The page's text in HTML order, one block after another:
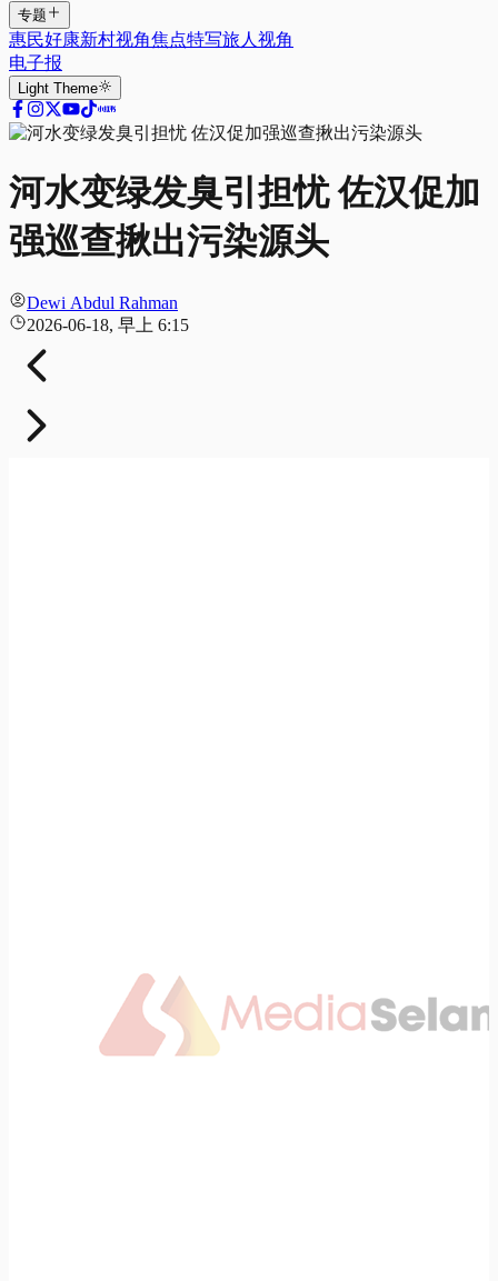
专题
惠民好康新村视角焦点特写旅人视角
电子报
Light Theme
河水变绿发臭引担忧 佐汉促加
强巡查揪出污染源头
Dewi Abdul Rahman
2026-06-18, 早上 6:15